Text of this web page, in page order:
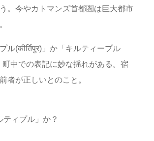
。今やカトマンズ首都圏は巨大都市
ル(कीर्तिपुर)」か「キルティープル
町中での表記に妙な揺れがある。宿
者が正しいとのこと。
ティプル」か？